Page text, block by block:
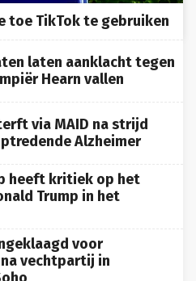
toe TikTok te gebruiken
laten aanklacht tegen
Hearn vallen
via MAID na strijd
Alzheimer
heeft kritiek op het
Trump in het
voor
vechtpartij in